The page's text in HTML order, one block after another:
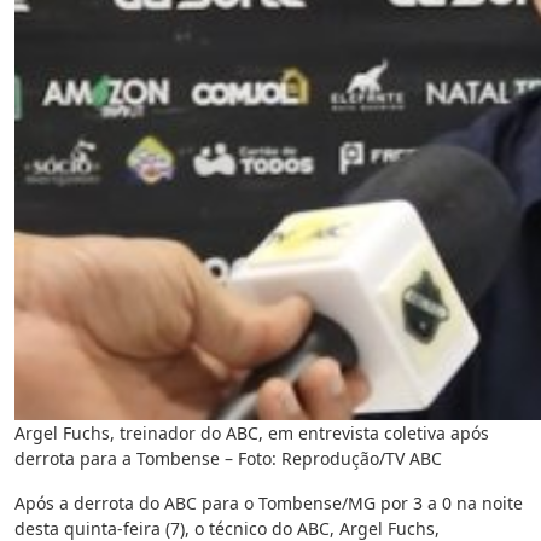
Argel Fuchs, treinador do ABC, em entrevista coletiva após
derrota para a Tombense – Foto: Reprodução/TV ABC
Após a derrota do ABC para o Tombense/MG por 3 a 0 na noite
desta quinta-feira (7), o técnico do ABC, Argel Fuchs,